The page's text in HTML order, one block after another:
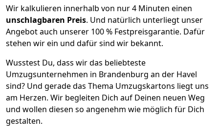
Wir kalkulieren innerhalb von nur 4 Minuten einen
unschlagbaren Preis. Und natürlich unterliegt unser
Angebot auch unserer 100 % Festpreisgarantie. Dafür
stehen wir ein und dafür sind wir bekannt.
Wusstest Du, dass wir das beliebteste
Umzugsunternehmen in Brandenburg an der Havel
sind? Und gerade das Thema Umzugskartons liegt uns
am Herzen. Wir begleiten Dich auf Deinen neuen Weg
und wollen diesen so angenehm wie möglich für Dich
gestalten.